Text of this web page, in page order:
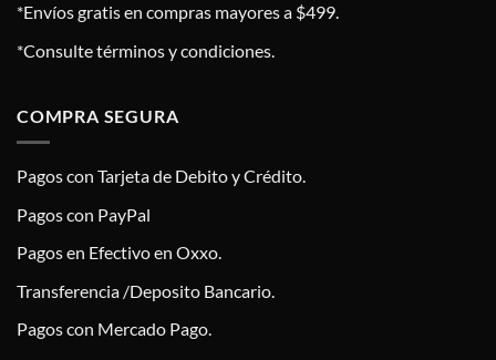
*Envíos gratis en compras mayores a $499.
*Consulte términos y condiciones.
COMPRA SEGURA
Pagos con Tarjeta de Debito y Crédito.
Pagos con PayPal
Pagos en Efectivo en Oxxo.
Transferencia /Deposito Bancario.
Pagos con Mercado Pago.